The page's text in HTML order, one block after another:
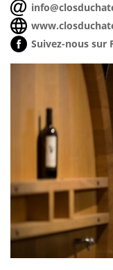
Suivez-nous sur